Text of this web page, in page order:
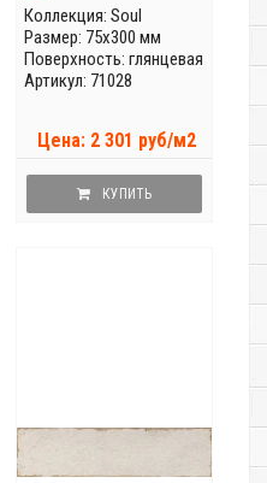
Коллекция: Soul
Размер: 75x300 мм
Поверхность: глянцевая
Артикул: 71028
Цена: 2 301 руб/м2
КУПИТЬ